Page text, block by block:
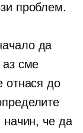
проблем.
да
сме
отнася до
начин, че да